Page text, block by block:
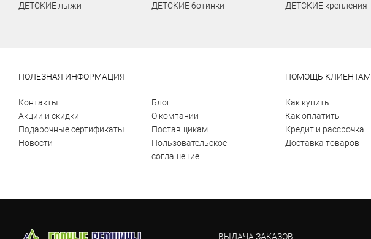
ДЕТСКИЕ лыжи
ДЕТСКИЕ ботинки
ДЕТСКИЕ крепления
ПОЛЕЗНАЯ ИНФОРМАЦИЯ
Контакты
Акции и скидки
Подарочные сертификаты
Новости
Блог
О компании
Поставщикам
Пользовательское
соглашение
ПОМОЩЬ КЛИЕНТАМ
Как купить
Как оплатить
Кредит и рассрочка
Доставка товаров
ВЫДАЧА ЗАКАЗОВ